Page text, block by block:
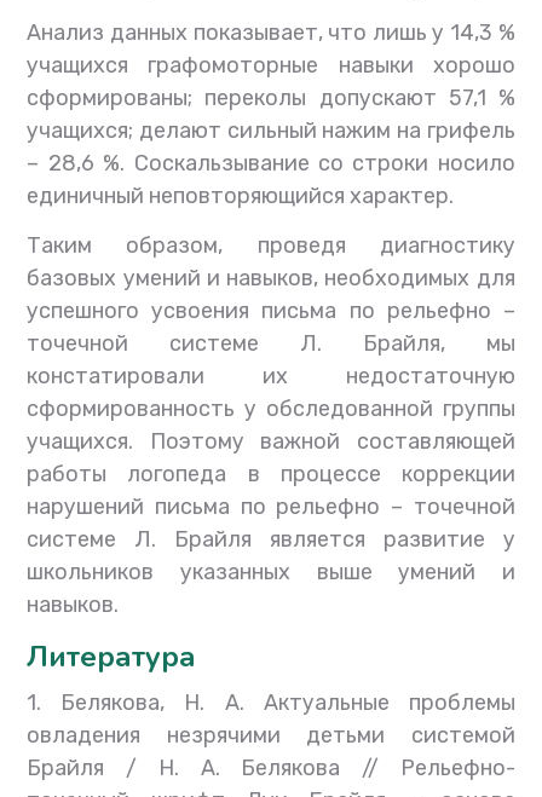
Анализ данных показывает, что лишь у 14,3 %
учащихся графомоторные навыки хорошо
сформированы; переколы допускают 57,1 %
учащихся; делают сильный нажим на грифель
– 28,6 %. Соскальзывание со строки носило
единичный неповторяющийся характер.
Таким образом, проведя диагностику
базовых умений и навыков, необходимых для
успешного усвоения письма по рельефно –
точечной системе Л. Брайля, мы
констатировали их недостаточную
сформированность у обследованной группы
учащихся. Поэтому важной составляющей
работы логопеда в процессе коррекции
нарушений письма по рельефно – точечной
системе Л. Брайля является развитие у
школьников указанных выше умений и
навыков.
Литература
1. Белякова, Н. А. Актуальные проблемы
овладения незрячими детьми системой
Брайля / Н. А. Белякова // Рельефно-